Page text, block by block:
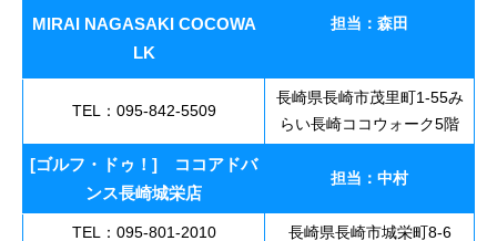
MIRAI NAGASAKI COCOWA
LK
担当：森田
TEL：095-842-5509
長崎県長崎市茂里町1-55み
らい長崎ココウォーク5階
[ゴルフ・ドゥ！] ココアドバ
ンス長崎城栄店
担当：中村
TEL：095-801-2010 長崎県長崎市城栄町8-6